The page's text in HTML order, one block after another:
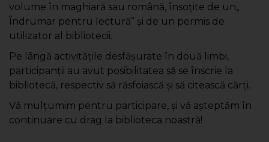
volume în maghiară sau română, însoțite de un„
Îndrumar pentru lectură” și de un permis de
utilizator al bibliotecii.
Pe lângă activitățile desfășurate în două limbi,
participanții au avut posibilitatea să se înscrie la
bibliotecă, respectiv să răsfoiască și să citească cărți.
Vă mulțumim pentru participare, și vă așteptăm în
continuare cu drag la biblioteca noastră!